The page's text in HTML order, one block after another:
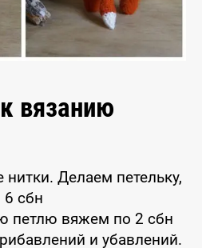
вязанию
Делаем петельку,
сбн
петлю вяжем по 2 сбн
и убавлений.